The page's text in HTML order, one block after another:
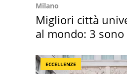
Milano
Migliori città
al mondo: 3
ECCELLENZE